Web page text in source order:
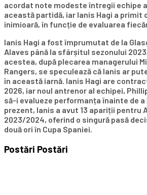
acordat note modeste întregii echipe
această partidă, iar Ianis Hagi a primit
inimioară, în funcție de evaluarea
Ianis Hagi a fost împrumutat de la
Alaves până la sfârșitul sezonului
acestea, după plecarea managerului
Rangers, se speculează că Ianis ar
în această iarnă. Ianis Hagi are
2026, iar noul antrenor al echipei,
să-i evalueze performanța înainte de a
prezent, Ianis a avut 13 apariții pentru
2023/2024, oferind o singură pasă
două ori în Cupa Spaniei.
Postări Postări